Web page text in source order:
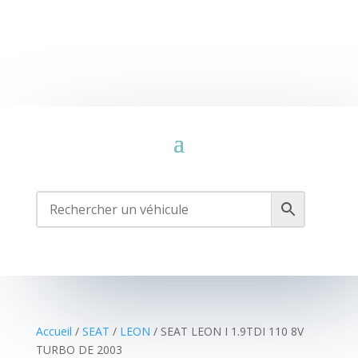
Accueil / SEAT / LEON / SEAT LEON I 1.9TDI 110 8V
TURBO DE 2003